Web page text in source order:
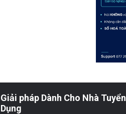
Giải pháp Dành Cho Nhà Tuyển
Dụng